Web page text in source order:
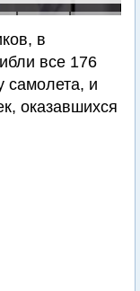
в
все 176
самолета, и
оказавшихся